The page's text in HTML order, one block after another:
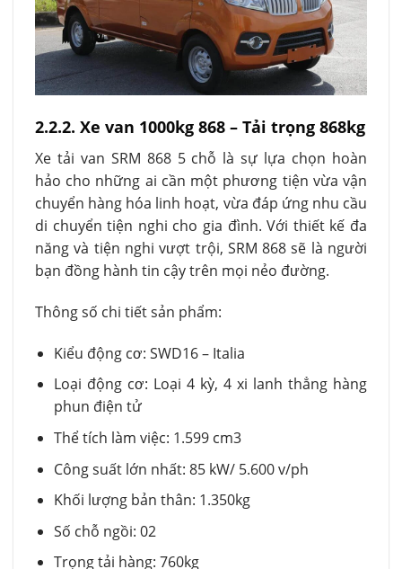
2.2.2. Xe van 1000kg 868 – Tải trọng 868kg
Xe tải van SRM 868 5 chỗ là sự lựa chọn hoàn
hảo cho những ai cần một phương tiện vừa vận
chuyển hàng hóa linh hoạt, vừa đáp ứng nhu cầu
di chuyển tiện nghi cho gia đình. Với thiết kế đa
năng và tiện nghi vượt trội, SRM 868 sẽ là người
bạn đồng hành tin cậy trên mọi nẻo đường.
Thông số chi tiết sản phẩm:
Kiểu động cơ: SWD16 – Italia
Loại động cơ: Loại 4 kỳ, 4 xi lanh thẳng hàng
phun điện tử
Thể tích làm việc: 1.599 cm3
Công suất lớn nhất: 85 kW/ 5.600 v/ph
Khối lượng bản thân: 1.350kg
Số chỗ ngồi: 02
Trọng tải hàng: 760kg